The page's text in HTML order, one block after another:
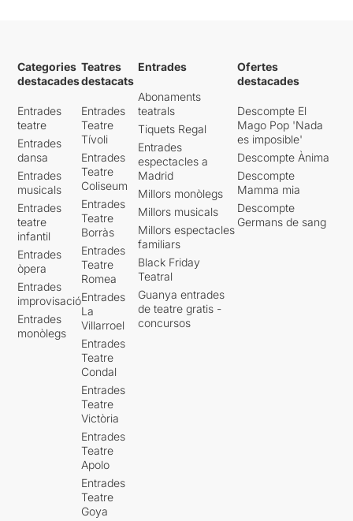
Categories
destacades
Entrades
teatre
Entrades
dansa
Entrades
musicals
Entrades
teatre
infantil
Entrades
òpera
Entrades
improvisació
Entrades
monòlegs
Teatres
destacats
Entrades
Teatre
Tívoli
Entrades
Teatre
Coliseum
Entrades
Teatre
Borràs
Entrades
Teatre
Romea
Entrades
La
Villarroel
Entrades
Teatre
Condal
Entrades
Teatre
Victòria
Entrades
Teatre
Apolo
Entrades
Teatre
Goya
Entrades
Abonaments
teatrals
Tiquets Regal
Entrades
espectacles a
Madrid
Millors monòlegs
Millors musicals
Millors espectacles
familiars
Black Friday
Teatral
Guanya entrades
de teatre gratis -
concursos
Ofertes
destacades
Descompte El
Mago Pop 'Nada
es imposible'
Descompte Ànima
Descompte
Mamma mia
Descompte
Germans de sang